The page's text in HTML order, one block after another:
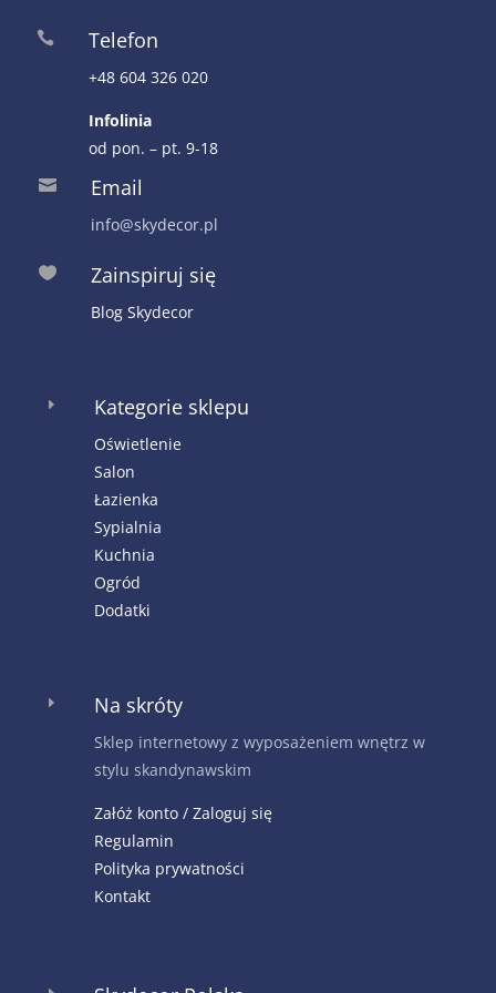
 Telefon
+48 604 326 020
Infolinia
od pon. – pt. 9-18
 Email
info@skydecor.pl
 Zainspiruj się
Blog Skydecor
E Kategorie sklepu
Oświetlenie
Salon
Łazienka
Sypialnia
Kuchnia
Ogród
Dodatki
E Na skróty
Sklep internetowy z wyposażeniem wnętrz w
stylu skandynawskim
Załóż konto / Zaloguj się
Regulamin
Polityka prywatności
Kontakt